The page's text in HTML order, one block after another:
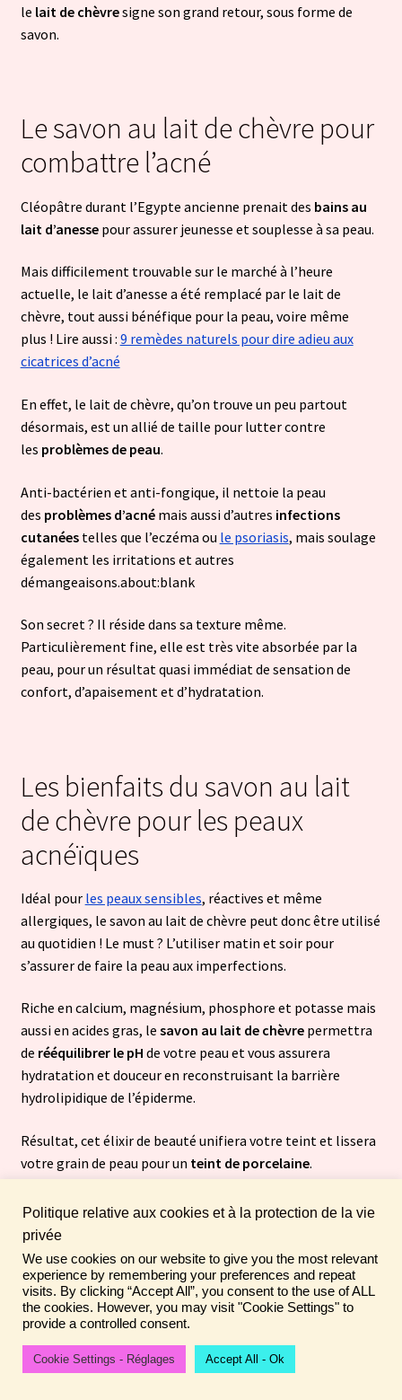
Fais de ta vie un rêve ! N'oublie pas de laisser un
commentaire sur tes achats pour aider la communauté ♡
Ignorer
le lait de chèvresigne son grand retour, sous forme de
savon.
Le savon au lait de chèvre pour
combattre l’acné
Cléopâtre durant l’Egypte ancienne prenait des bains au
lait d’anessepour assurer jeunesse et souplesse à sa peau.
Mais difficilement trouvable sur le marché à l’heure
actuelle, le lait d’anesse a été remplacé par le lait de
chèvre, tout aussi bénéfique pour la peau, voire même
plus ! Lire aussi : 9 remèdes naturels pour dire adieu aux
cicatrices d’acné
En effet, le lait de chèvre, qu’on trouve un peu partout
désormais, est un allié de taille pour lutter contre
les problèmes de peau.
Anti-bactérien et anti-fongique, il nettoie la peau
des problèmes d’acnémais aussi d’autres infections
cutanéestelles que l’eczéma ou le psoriasis, mais soulage
également les irritations et autres
démangeaisons.about:blank
Son secret ? Il réside dans sa texture même.
Particulièrement fine, elle est très vite absorbée par la
peau, pour un résultat quasi immédiat de sensation de
confort, d’apaisement et d’hydratation.
Les bienfaits du savon au lait
de chèvre pour les peaux
acnéïques
Idéal pour les peaux sensibles, réactives et même
allergiques, le savon au lait de chèvre peut donc être utilisé
au quotidien ! Le must ? L’utiliser matin et soir pour
s’assurer de faire la peau aux imperfections.
Riche en calcium, magnésium, phosphore et potasse mais
aussi en acides gras, le savon au lait de chèvrepermettra
de rééquilibrer le pH de votre peau et vous assurera
hydratation et douceur en reconstruisant la barrière
hydrolipidique de l’épiderme.
Résultat, cet élixir de beauté unifiera votre teint et lissera
votre grain de peau pour un teint de porcelaine.
Comment utiliser le savon au
lait de chèvre ?
Si vous l’achetez dans le commerce, votre
savon au lait de chèvres’utilisera comme n’importe quel
Politique relative aux cookies et à la protection de la vie
privée
We use cookies on our website to give you the most relevant
experience by remembering your preferences and repeat
visits. By clicking “Accept All”, you consent to the use of ALL
the cookies. However, you may visit "Cookie Settings" to
provide a controlled consent.
Cookie Settings - Réglages Accept All - Ok